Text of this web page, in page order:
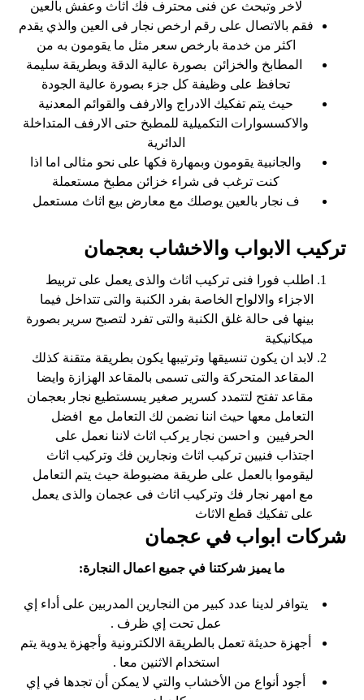
لاخر وتبحث عن فنى محترف فك اثاث وعفش بالعين
فقم بالاتصال على رقم ارخص نجار فى العين والذي يقدم
اكثر من خدمة بارخص سعر مثل ما يقومون به من
المطابخ والخزائن بصورة عالية الدقة وبطريقة سليمة
تحافظ على وظيفة كل جزء بصورة عالية الجودة
حيث يتم تفكيك الادراج والارفف والقوائم المعدنية
والاكسسوارات التكميلية للمطبخ حتى الارفف المتداخلة
الدائرية
والجانبية يقومون وبمهارة فكها على نحو مثالى اما اذا
كنت ترغب فى شراء خزائن مطبخ مستعملة
ف نجار بالعين يوصلك مع معارض بيع اثاث مستعمل
تركيب الابواب والاخشاب بعجمان
اطلب فورا فنى تركيب اثاث والذى يعمل على تربيط
الاجزاء والالواح الخاصة بفرد الكنبة والتى تتداخل فيما
بينها فى حالة غلق الكنبة والتى تفرد لتصبح سرير بصورة
ميكانيكية
لابد ان يكون تنسيقها وترتيبها يكون بطريقة متقنة كذلك
المقاعد المتحركة والتى تسمى بالمقاعد الهزازة وايضا
مقاعد تفتح لتتمدد كسرير صغير يسستطيع نجار بعجمان
التعامل معها حيث اننا نضمن لك التعامل مع افضل
الحرفيين و احسن نجار يركب اثاث لاننا نعمل على
اجتذاب فنيين تركيب اثاث ونجارين فك وتركيب اثاث
ليقوموا بالعمل على طريقة مضبوطة حيث يتم التعامل
مع امهر نجار فك وتركيب اثاث فى عجمان والذى يعمل
على تفكيك قطع الاثاث
شركات ابواب في عجمان
ما يميز شركتنا في جميع اعمال النجارة:
يتوافر لدينا عدد كبير من النجارين المدربين على أداء إي
عمل تحت إي ظرف .
أجهزة حديثة تعمل بالطريقة الالكترونية وأجهزة يدوية يتم
استخدام الاثنين معا .
أجود أنواع من الأخشاب والتي لا يمكن أن تجدها في إي